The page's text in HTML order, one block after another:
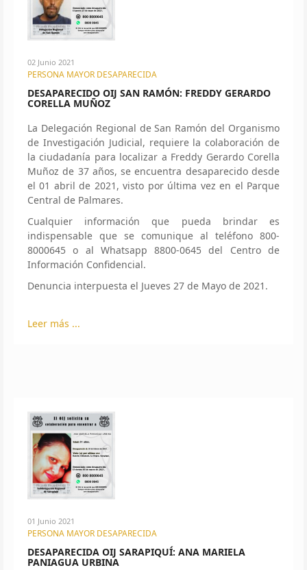
02 Junio 2021
PERSONA MAYOR DESAPARECIDA
DESAPARECIDO OIJ SAN RAMÓN: FREDDY GERARDO
CORELLA MUÑOZ
La Delegación Regional de San Ramón del Organismo
de Investigación Judicial, requiere la colaboración de
la ciudadanía para localizar a Freddy Gerardo Corella
Muñoz de 37 años, se encuentra desaparecido desde
el 01 abril de 2021, visto por última vez en el Parque
Central de Palmares.
Cualquier información que pueda brindar es
indispensable que se comunique al teléfono 800-
8000645 o al Whatsapp 8800-0645 del Centro de
Información Confidencial.
Denuncia interpuesta el Jueves 27 de Mayo de 2021.
Leer más ...
01 Junio 2021
PERSONA MAYOR DESAPARECIDA
DESAPARECIDA OIJ SARAPIQUÍ: ANA MARIELA
PANIAGUA URBINA